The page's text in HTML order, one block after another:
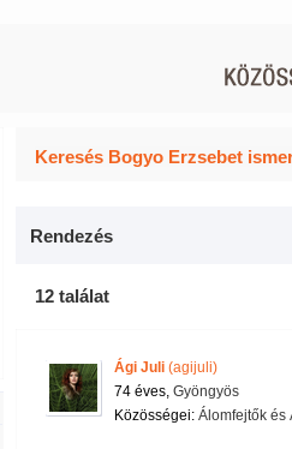
Keresés Bogyo Erzsebet
Rendezés
12 találat
Ági Juli (agijuli)
74 éves, Gyöngyös
Közösségei: Álomfejtők és